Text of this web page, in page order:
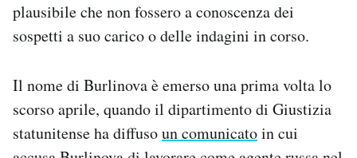
plausibile che non fossero a conoscenza dei
sospetti a suo carico o delle indagini in corso.
Il nome di Burlinova è emerso una prima volta lo
scorso aprile, quando il dipartimento di Giustizia
statunitense ha diffusoun comunicatoin cui